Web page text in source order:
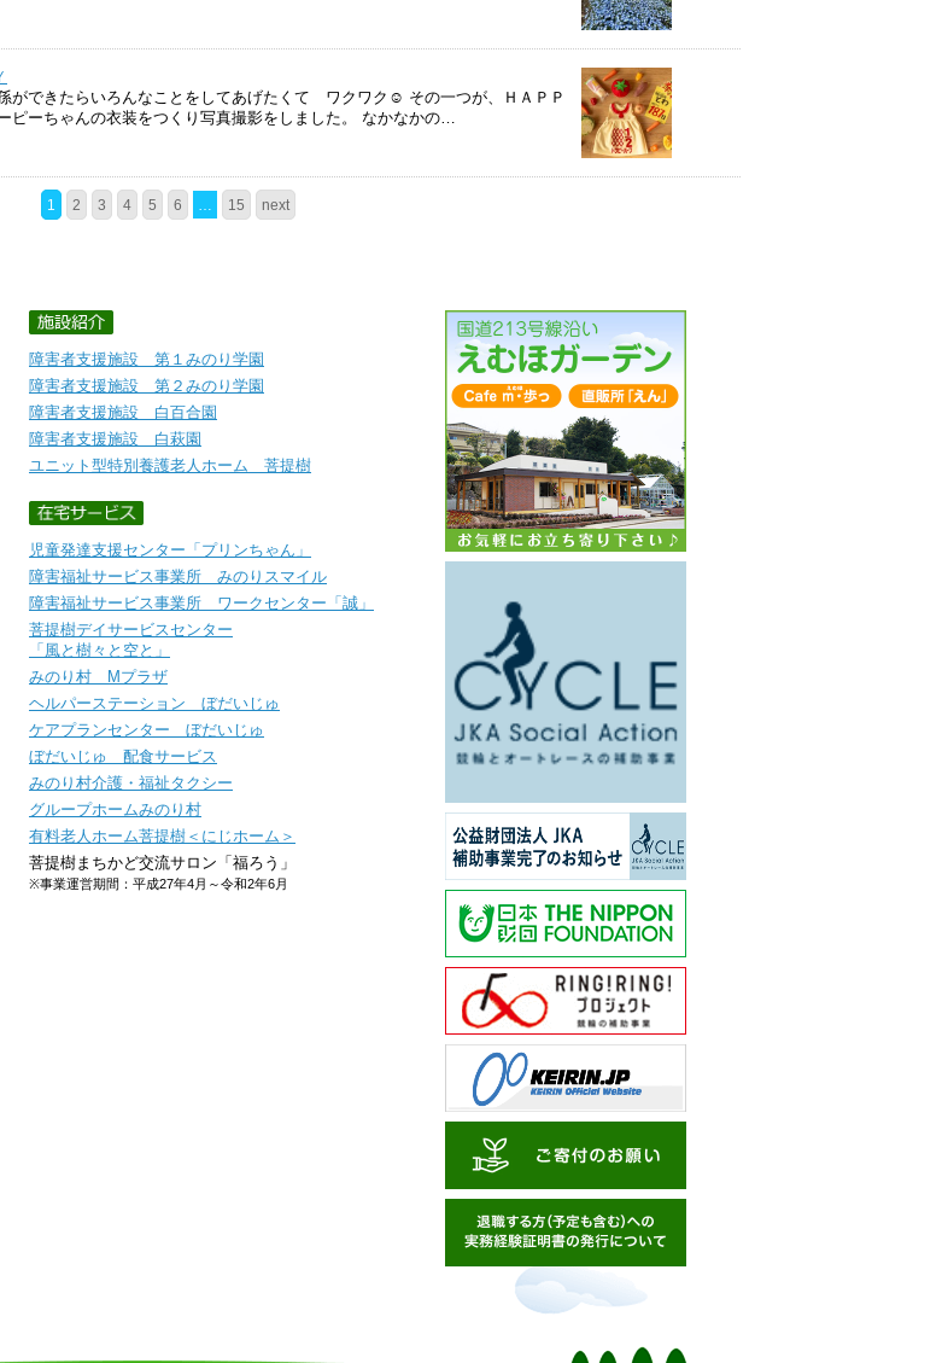
ができたらいろんなことをしてあげたくて ワクワク☺ その一つが、ＨＡＰＰ
ーちゃんの衣装をつくり写真撮影をしました。 なかなかの…
1 2 3 4 5 6 15 next
障害者支援施設 第１みのり学園
障害者支援施設 第２みのり学園
障害者支援施設 白百合園
障害者支援施設 白萩園
ユニット型特別養護老人ホーム 菩提樹
児童発達支援センター「プリンちゃん」
障害福祉サービス事業所 みのりスマイル
障害福祉サービス事業所 ワークセンター「誠」
菩提樹デイサービスセンター
「風と樹々と空と」
みのり村 Mプラザ
ヘルパーステーション ぼだいじゅ
ケアプランセンター ぼだいじゅ
ぼだいじゅ 配食サービス
みのり村介護・福祉タクシー
グループホームみのり村
有料老人ホーム菩提樹＜にじホーム＞
菩提樹まちかど交流サロン「福ろう」
※事業運営期間：平成27年4月～令和2年6月